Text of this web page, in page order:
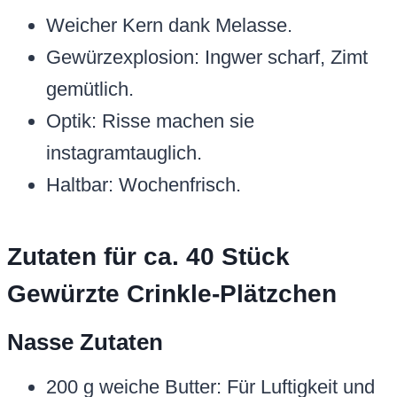
Weicher Kern dank Melasse.
Gewürzexplosion: Ingwer scharf, Zimt
gemütlich.
Optik: Risse machen sie
instagramtauglich.
Haltbar: Wochenfrisch.
Zutaten für ca. 40 Stück
Gewürzte Crinkle-Plätzchen
Nasse Zutaten
200 g weiche Butter: Für Luftigkeit und